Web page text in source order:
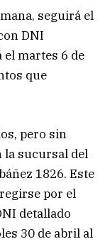
seguirá el
DNI
el martes 6 de
que
pero sin
la sucursal del
1826. Este
por el
detallado
30 de abril al